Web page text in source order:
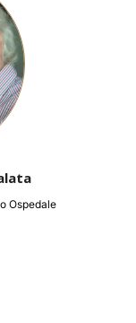
Ospedale